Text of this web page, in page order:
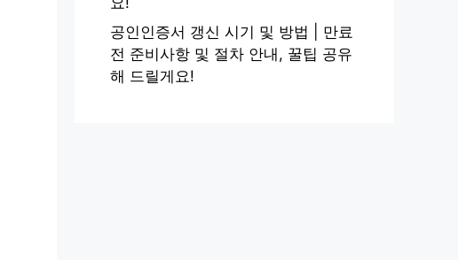
공인인증서 갱신 시기 및 방법 | 만료
전 준비사항 및 절차 안내, 꿀팁 공유
해 드릴게요!